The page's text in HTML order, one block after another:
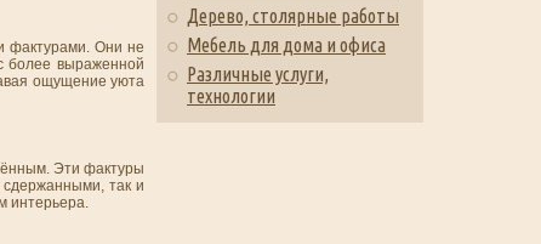
фактурами. Они не
более выраженной
ощущение уюта
Эти фактуры
сдержанными, так и
интерьера.
Дерево, столярные работы
Мебель для дома и офиса
Различные услуги,
технологии